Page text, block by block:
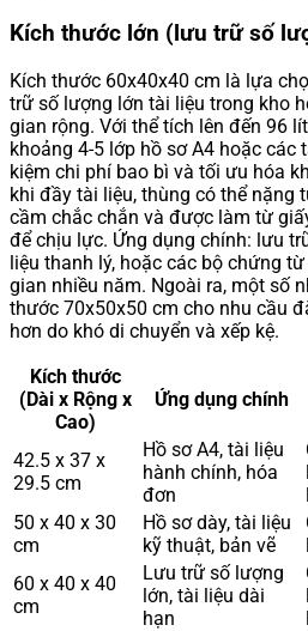
Kích thước lớn (lưu trữ số
Kích thước 60x40x40 cm là lựa
trữ số lượng lớn tài liệu trong kho
gian rộng. Với thể tích lên đến 96
khoảng 4-5 lớp hồ sơ A4 hoặc các
kiệm chi phí bao bì và tối ưu hóa
khi đầy tài liệu, thùng có thể nặng
cầm chắc chắn và được làm từ
để chịu lực. Ứng dụng chính: lưu
liệu thanh lý, hoặc các bộ chứng
gian nhiều năm. Ngoài ra, một số
thước 70x50x50 cm cho nhu cầu
hơn do khó di chuyển và xếp kệ.
Kích thước
(Dài x Rộng x
Cao)
Ứng dụng chính
42.5 x 37 x
29.5 cm
Hồ sơ A4, tài liệu
hành chính, hóa
đơn
50 x 40 x 30
cm
Hồ sơ dày, tài liệu
kỹ thuật, bản vẽ
60 x 40 x 40
cm
Lưu trữ số lượng
lớn, tài liệu dài
hạn